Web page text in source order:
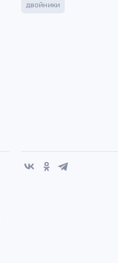
двойники